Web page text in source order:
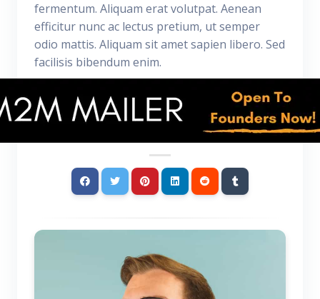
fermentum. Aliquam erat volutpat. Aenean
efficitur nunc ac lectus pretium, ut semper
odio mattis. Aliquam sit amet sapien libero. Sed
facilisis bibendum enim.